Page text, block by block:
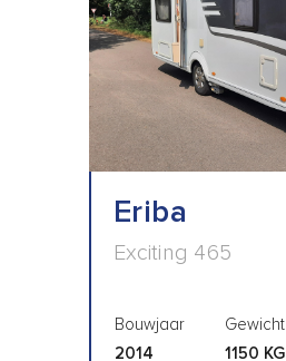
Eriba
Exciting 465
Bouwjaar
2014
Gewicht
1150 KG